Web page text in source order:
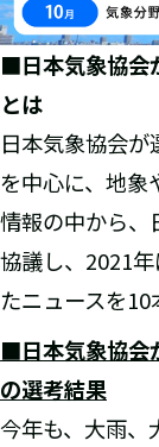
■日本気象協会
とは
日本気象協会
を中心に、地象
情報の中から、
協議し、2021
たニュースを10
■日本気象協会
の選考結果
今年も、大雨、